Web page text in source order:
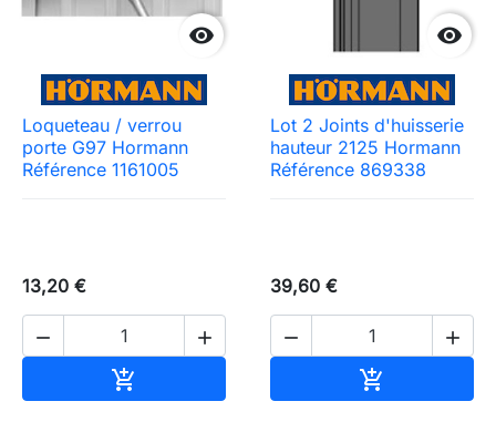

Loqueteau / verrou
porte G97 Hormann
Référence 1161005
13,20 €
 


Lot 2 Joints d'huisserie
hauteur 2125 Hormann
Référence 869338
39,60 €
 
